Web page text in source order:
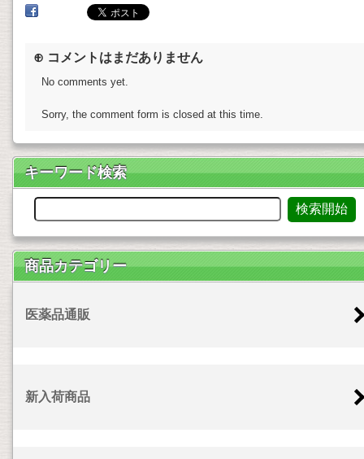
⊕ コメントはまだありません
No comments yet.
Sorry, the comment form is closed at this time.
キーワード検索
商品カテゴリー
医薬品通販
新入荷商品